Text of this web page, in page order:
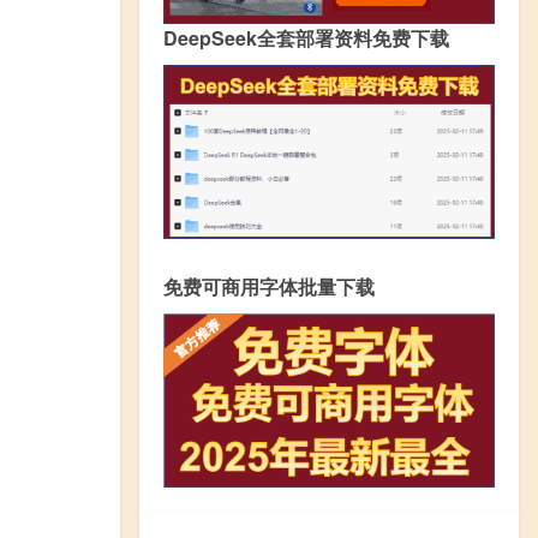
DeepSeek全套部署资料免费下载
免费可商用字体批量下载